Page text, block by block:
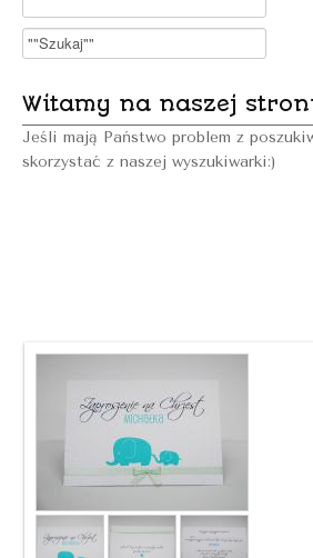
Witamy na naszej
Jeśli mają Państwo problem z
skorzystać z naszej wyszukiwarki:)